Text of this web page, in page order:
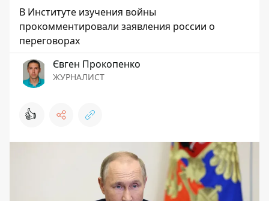
В Институте изучения войны
прокомментировали заявления россии о
переговорах
Євген Прокопенко
ЖУРНАЛИСТ
👍